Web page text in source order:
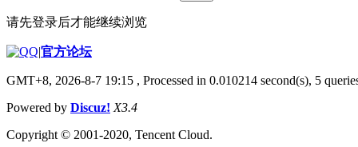
请先登录后才能继续浏览
|官方论坛
GMT+8, 2026-8-7 19:15 , Processed in 0.010214 second(s), 5
Powered by Discuz! X3.4
Copyright © 2001-2020, Tencent Cloud.